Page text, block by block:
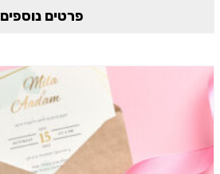
פרטים נוספים